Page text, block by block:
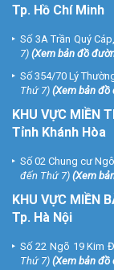
Tp. Hồ Chí Minh
Số 3A Trần Quý
7) (Xem bản đồ
Số 354/70 Lý
Thứ 7) (Xem bản đồ
KHU VỰC MIỀN
Tỉnh Khánh Hòa
Số 02 Chung cư
đến Thứ 7) (Xem
KHU VỰC MIỀN
Tp. Hà Nội
Số 22 Ngõ 19 Kim
Thứ 7) (Xem bản đồ